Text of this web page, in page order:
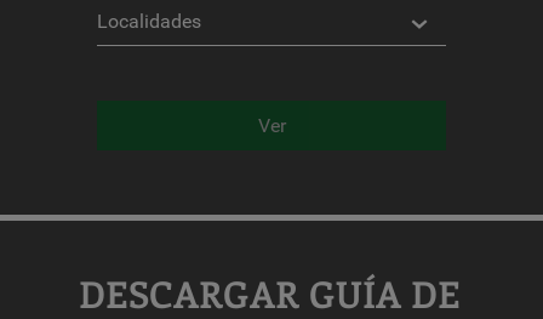
Localidades
Ver
DESCARGAR GUÍA DE